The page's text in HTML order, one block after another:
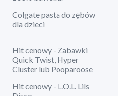
Colgate pasta do zębów
dla dzieci
Hit cenowy - Zabawki
Quick Twist, Hyper
Cluster lub Pooparoose
Hit cenowy - L.O.L. Lils